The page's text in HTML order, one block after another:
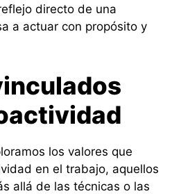
directo de una
a actuar con propósito y
los valores que
en el trabajo, aquellos
allá de las técnicas o las